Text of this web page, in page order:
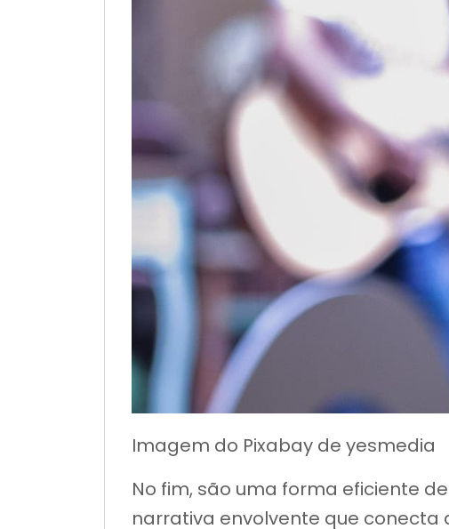
Imagem do Pixabay de yesmedia
No fim, são uma forma eficiente
narrativa envolvente que conecta